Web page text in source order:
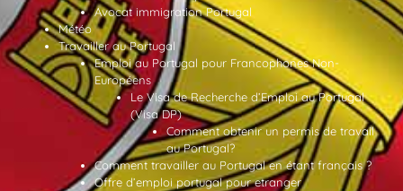
Avocat immigration Portugal
Météo
Travailler au Portugal
Emploi au Portugal pour Francophones Non-
Européens
Le Visa de Recherche d’Emploi au Portugal
(Visa DP)
Comment obtenir un permis de travail
au Portugal?
Comment travailler au Portugal en étant français ?
Offre d’emploi portugal pour etranger